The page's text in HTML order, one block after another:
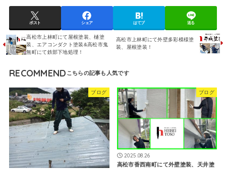
ポスト シェア はてブ 送る
高松市上林町にて屋根塗装、樋塗
装、エアコンダクト塗装&高松市鬼
無町にて鉄部下地処理！
高松市上林町にて外壁多彩模様塗
装、屋根塗装！
RECOMMEND
ブログ ブログ
2025.08.26
高松市香西南町にて外壁塗装、天井塗